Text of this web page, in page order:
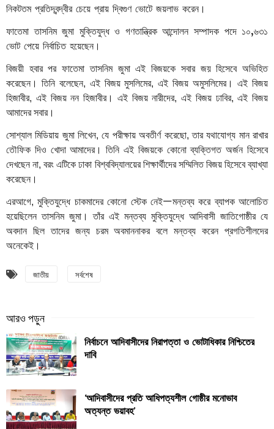
নিকটতম প্রতিদ্বন্দ্বীর চেয়ে প্রায় দ্বিগুণ ভোটে জয়লাভ করেন।
ফাতেমা তাসনিম জুমা মুক্তিযুদ্ধ ও গণতান্ত্রিক আন্দোলন সম্পাদক পদে ১০,৬৩১
ভোট পেয়ে নির্বাচিত হয়েছেন।
বিজয়ী হবার পর ফাতেমা তাসনিম জুমা এই বিজয়কে সবার জয় হিসেবে অভিহিত
করেছেন। তিনি বলেছেন, এই বিজয় মুসলিমের, এই বিজয় অমুসলিমের। এই বিজয়
হিজাবীর, এই বিজয় নন হিজাবীর। এই বিজয় নারীদের, এই বিজয় ঢাবির, এই বিজয়
আমাদের সবার।
সোশ্যাল মিডিয়ায় জুমা লিখেন, যে পরীক্ষায় অবতীর্ণ করেছো, তার যথাযোগ্য মান রাখার
তৌফিক দিও খোদা আমাদের। তিনি এই বিজয়কে কোনো ব্যক্তিগত অর্জন হিসেবে
দেখছেন না, বরং এটিকে ঢাকা বিশ্ববিদ্যালয়ের শিক্ষার্থীদের সম্মিলিত বিজয় হিসেবে ব্যাখ্যা
করেছেন।
এরআগে, মুক্তিযুদ্ধে চাকমাদের কোনো স্টেক নেই—মন্তব্য করে ব্যাপক আলোচিত
হয়েছিলেন তাসনিম জুমা। তাঁর এই মন্তব্য মুক্তিযুদ্ধে আদিবাসী জাতিগোষ্ঠীর যে
অবদান ছিল তাদের জন্য চরম অবমাননাকর বলে মন্তব্য করেন প্রগতিশীলদের
অনেকেই।
জাতীয় সর্বশেষ
নির্বাচনে আদিবাসীদের নিরাপত্তা ও ভোটাধিকার নিশ্চিতের
দাবি
‘আদিবাসীদের প্রতি আধিপত্যশীল গোষ্ঠীর মনোভাব
অত্যন্ত ভয়াবহ’